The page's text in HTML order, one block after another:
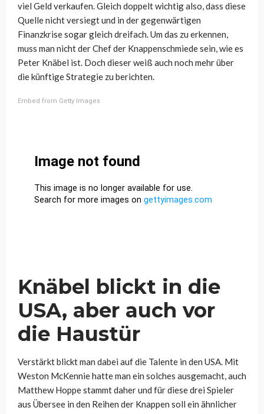
viel Geld verkaufen. Gleich doppelt wichtig also, dass diese
Quelle nicht versiegt und in der gegenwärtigen
Finanzkrise sogar gleich dreifach. Um das zu erkennen,
muss man nicht der Chef der Knappenschmiede sein, wie es
Peter Knäbel ist. Doch dieser weiß auch noch mehr über
die künftige Strategie zu berichten.
Embed from Getty Images
Knäbel blickt in die
USA, aber auch vor
die Haustür
Verstärkt blickt man dabei auf die Talente in den USA. Mit
Weston McKennie hatte man ein solches ausgemacht, auch
Matthew Hoppe stammt daher und für diese drei Spieler
aus Übersee in den Reihen der Knappen soll ein ähnlicher